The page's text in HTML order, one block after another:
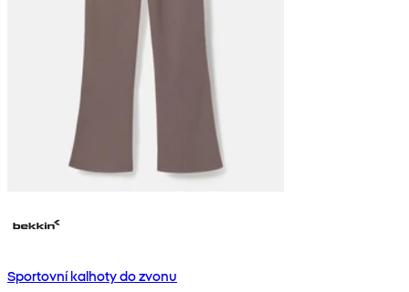
Sportovní kalhoty do zvonu